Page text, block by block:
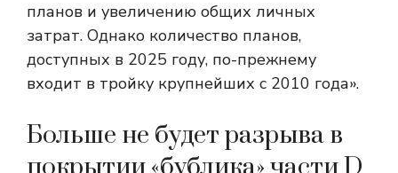
планов и увеличению общих личных
затрат. Однако количество планов,
доступных в 2025 году, по-прежнему
входит в тройку крупнейших с 2010 года».
Больше не будет разрыва в